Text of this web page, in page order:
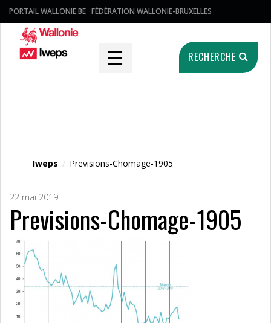
PORTAIL WALLONIE.BE FÉDÉRATION WALLONIE-BRUXELLES
☰ RECHERCHE
Iweps / Previsions-Chomage-1905
22 mai 2019
Previsions-Chomage-1905